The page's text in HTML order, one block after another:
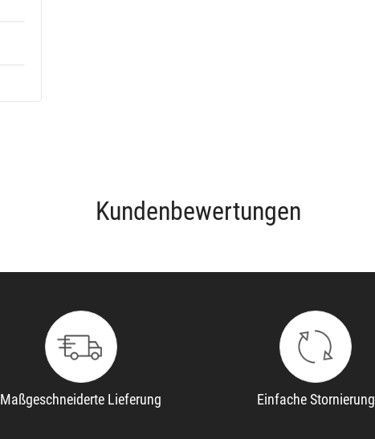
Kundenbewertungen
Maßgeschneiderte Lieferung Einfache Stornierung